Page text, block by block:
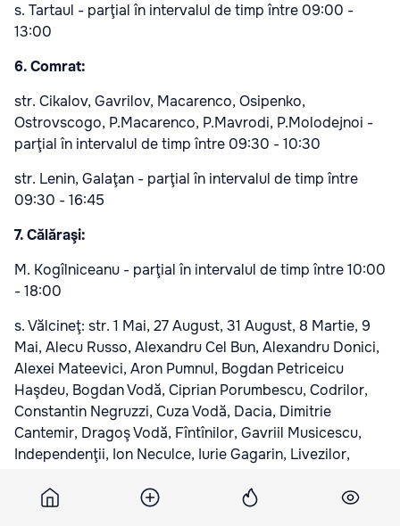
s. Tartaul - parţial în intervalul de timp între 09:00 -
13:00
6. Comrat:
str. Cikalov, Gavrilov, Macarenco, Osipenko,
Ostrovscogo, P.Macarenco, P.Mavrodi, P.Molodejnоi -
parţial în intervalul de timp între 09:30 - 10:30
str. Lenin, Galaţan - parţial în intervalul de timp între
09:30 - 16:45
7. Călăraşi:
M. Kogîlniceanu - parţial în intervalul de timp între 10:00
- 18:00
s. Vălcineţ: str. 1 Mai, 27 August, 31 August, 8 Martie, 9
Mai, Alecu Russo, Alexandru Cel Bun, Alexandru Donici,
Alexei Mateevici, Aron Pumnul, Bogdan Petriceicu
Haşdeu, Bogdan Vodă, Ciprian Porumbescu, Codrilor,
Constantin Negruzzi, Cuza Vodă, Dacia, Dimitrie
Cantemir, Dragoş Vodă, Fîntînilor, Gavriil Musicescu,
Independenţii, Ion Neculce, Iurie Gagarin, Livezilor,
Sadoveanu, Miron Costin, Nicolae Milescu Spătaru,